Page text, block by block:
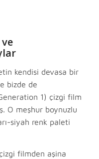
kendisi devasa bir
bizde de
1) çizgi film
O meşhur boynuzlu
siyah renk paleti
filmden aşina